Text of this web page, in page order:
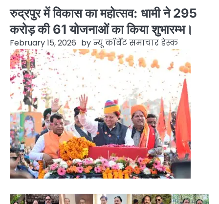
रुद्रपुर में विकास का महोत्सव: धामी ने 295
करोड़ की 61 योजनाओं का किया शुभारम्भ।
February 15, 2026 byन्यू कॉर्बेट समाचार डेस्क